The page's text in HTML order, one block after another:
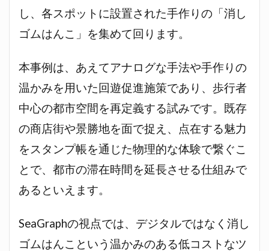
し、各スポットに設置された手作りの「消し
ゴムはんこ」を集めて回ります。
本事例は、あえてアナログな手法や手作りの
温かみを用いた回遊促進施策であり、歩行者
中心の都市空間を再定義する試みです。既存
の商店街や景勝地を面で捉え、点在する魅力
をスタンプ帳を通じた物理的な体験で繋ぐこ
とで、都市の滞在時間を延長させる仕組みで
あるといえます。
SeaGraphの視点では、デジタルではなく消し
ゴムはんこという温かみのある低コストなツ